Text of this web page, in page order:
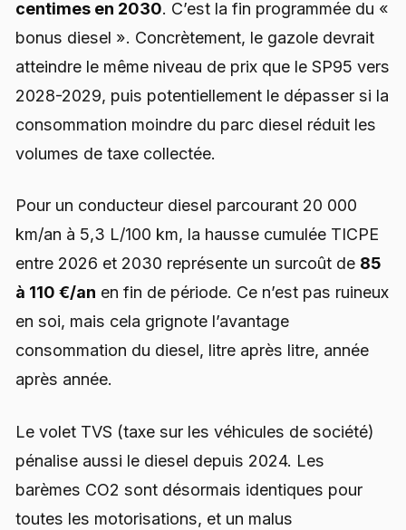
centimes en 2030. C’est la fin programmée du «
bonus diesel ». Concrètement, le gazole devrait
atteindre le même niveau de prix que le SP95 vers
2028-2029, puis potentiellement le dépasser si la
consommation moindre du parc diesel réduit les
volumes de taxe collectée.
Pour un conducteur diesel parcourant 20 000
km/an à 5,3 L/100 km, la hausse cumulée TICPE
entre 2026 et 2030 représente un surcoût de 85
à 110 €/an en fin de période. Ce n’est pas ruineux
en soi, mais cela grignote l’avantage
consommation du diesel, litre après litre, année
après année.
Le volet TVS (taxe sur les véhicules de société)
pénalise aussi le diesel depuis 2024. Les
barèmes CO2 sont désormais identiques pour
toutes les motorisations, et un malus